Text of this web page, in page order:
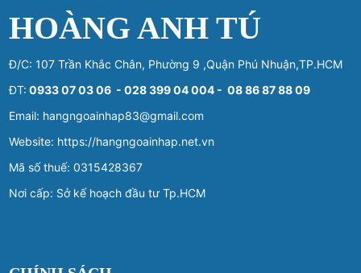
HOÀNG ANH TÚ
Đ/C: 107 Trần Khắc Chân, Phường 9 ,Quận Phú Nhuận,TP.HCM
ĐT: 0933 07 03 06 - 028 399 04 004 - 08 86 87 88 09
Email: hangngoainhap83@gmail.com
Website: https://hangngoainhap.net.vn
Mã số thuế: 0315428367
Nơi cấp: Sở kế hoạch đầu tư Tp.HCM